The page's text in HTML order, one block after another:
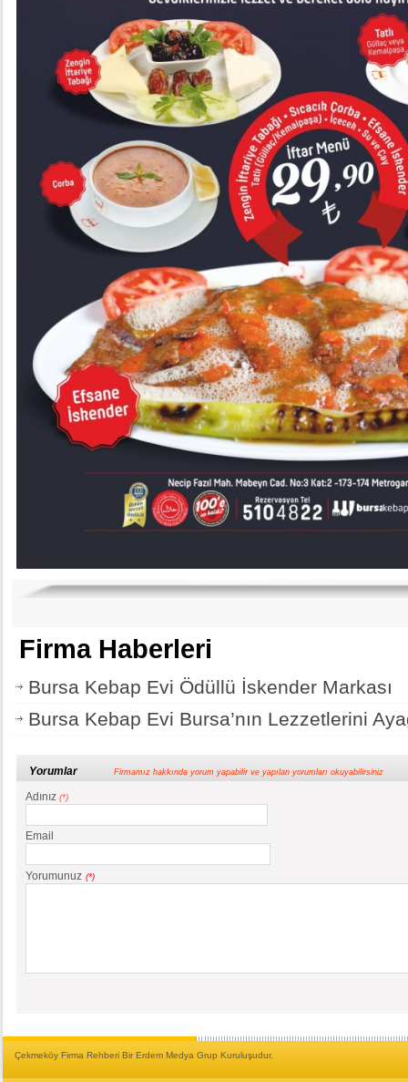
Firma Haberleri
Bursa Kebap Evi Ödüllü İskender Markası
Bursa Kebap Evi Bursa’nın Lezzetlerini
Yorumlar Firmamız hakkında yorum yapabilir ve yapılan yorumları okuyabilirsiniz
Adınız (*)
Email
Yorumunuz (*)
Çekmeköy Firma Rehberi Bir Erdem Medya Grup Kuruluşudur.